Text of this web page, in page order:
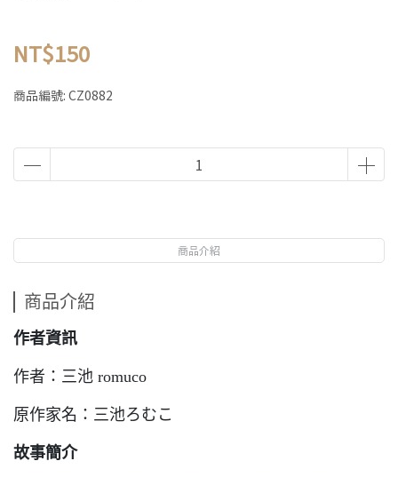
NT$150
商品編號: CZ0882
商品介紹
商品介紹
作者資訊
作者：三池 romuco
原作家名：三池ろむこ
故事簡介